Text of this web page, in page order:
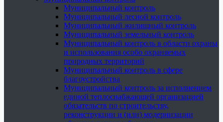
Муниципальный контроль
Муниципальный лесной контроль
Муниципальный жилищный контроль
Муниципальный земельный контроль
Муниципальный контроль в области охраны
и использования особо охраняемых
природных территорий
Муниципальный контроль в сфере
благоустройства
Муниципальный контроль за исполнением
единой теплоснабжающей организацией
обязательств по строительству,
реконструкции и (или) модернизации